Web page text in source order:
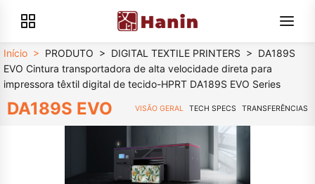
Início > PRODUTO > DIGITAL TEXTILE PRINTERS > DA189S
EVO Cintura transportadora de alta velocidade direta para
impressora têxtil digital de tecido-HPRT DA189S EVO Series
DA189S EVO VISÃO GERAL TECH SPECS TRANSFERÊNCIAS